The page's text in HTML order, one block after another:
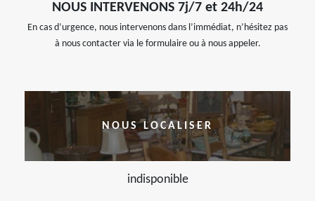
NOUS INTERVENONS 7j/7 et 24h/24
En cas d’urgence, nous intervenons dans l’immédiat, n’hésitez pas
à nous contacter via le formulaire ou à nous appeler.
NOUS LOCALISER
indisponible